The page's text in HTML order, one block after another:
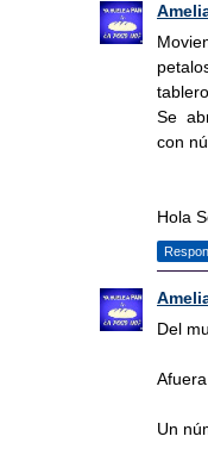
Se
con
Hola
Del
Un